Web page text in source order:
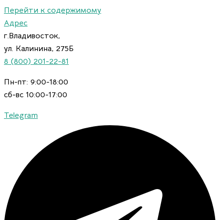
Перейти к содержимому
Адрес
г.Владивосток,
ул. Калинина, 275Б
8 (800) 201-22-81
Пн-пт: 9:00-18:00
сб-вс 10:00-17:00
Telegram